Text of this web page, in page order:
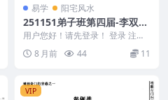
易学 阳宅风水
251151弟子班第四届-李双
林-迁葬2集视频Y
用户您好！请先登录！ 登录 注册
弟子班第四届-李双林-迁葬2集视
频Y 2511...
8 月前 44 11
VIP